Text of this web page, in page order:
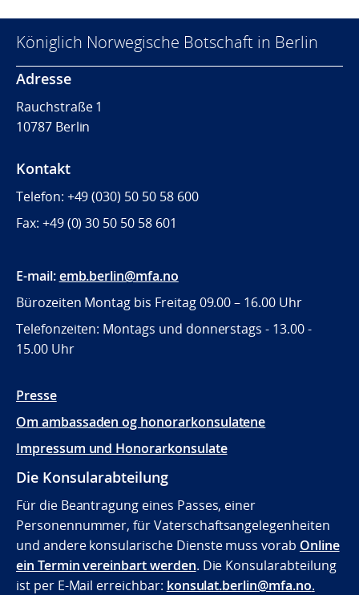
Königlich Norwegische Botschaft in Berlin
Adresse
Rauchstraße 1
10787 Berlin
Kontakt
Telefon: +49 (030) 50 50 58 600
Fax: +49 (0) 30 50 50 58 601
E-mail:emb.berlin@mfa.no
Bürozeiten Montag bis Freitag 09.00 – 16.00 Uhr
Telefonzeiten: Montags und donnerstags - 13.00 -
15.00 Uhr
Presse
Om ambassaden og honorarkonsulatene
Impressum und Honorarkonsulate
Die Konsularabteilung
Für die Beantragung eines Passes, einer
Personennummer, für Vaterschaftsangelegenheiten
und andere konsularische Dienste muss vorab Online
ein Termin vereinbart werden. Die Konsularabteilung
ist per E-Mail erreichbar: konsulat.berlin@mfa.no.